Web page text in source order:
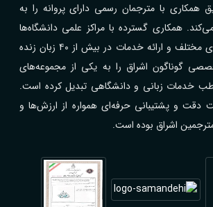
همکاری با مترجمان رسمی دارای پروانه را به
همکاری گسترده با مراکز علمی دانشگاه‌ها
شرکت‌ها و سازمان‌های مختلف و ارائه خدمات در بیش از ۴۰ زبان زنده
گوناگون اشراق را به یکی از مجموعه‌های
خدمات زبانی و دانشگاهی تبدیل کرده است.
دقت و پشتیبانی حرفه‌ای همواره از ارزش‌ها و
اشراق بوده است.